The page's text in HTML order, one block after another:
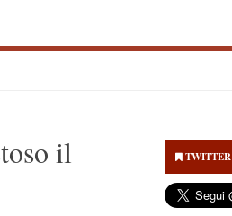
il
Sidebar
TWITTER